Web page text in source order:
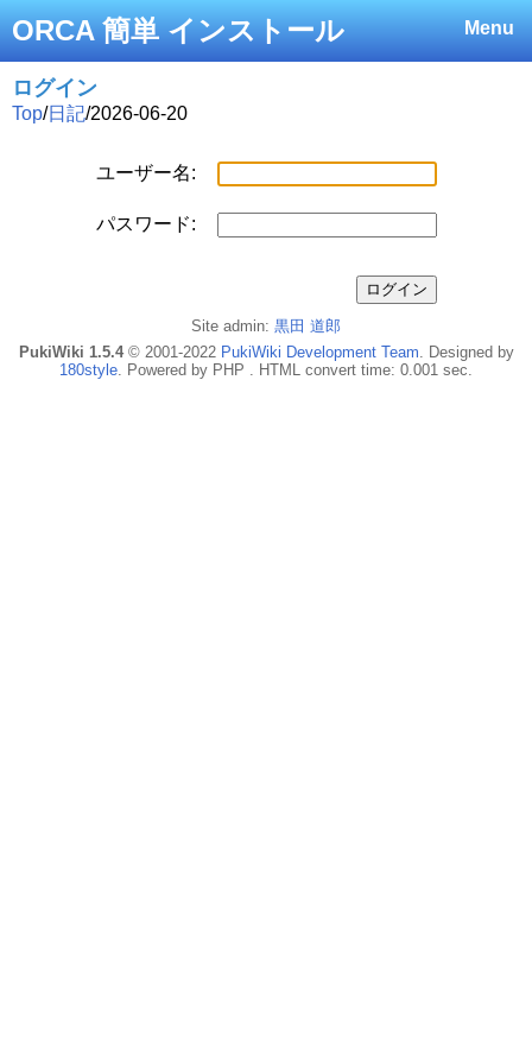
Menu
ORCA 簡単 インストール
ログイン
Top/日記/2026-06-20
ユーザー名:
パスワード:
Site admin: 黒田 道郎
PukiWiki 1.5.4© 2001-2022 PukiWiki Development Team. Designed by
180style. Powered by PHP . HTML convert time: 0.001 sec.